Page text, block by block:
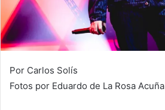
Por Carlos Solís
Fotos por Eduardo de La Rosa Acuña